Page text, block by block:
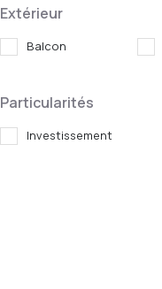
Extérieur
Balcon
Particularités
Investissement